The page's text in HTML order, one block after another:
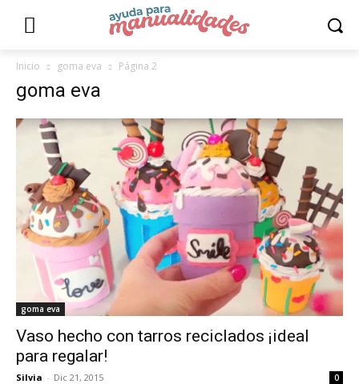
Inicio goma eva Página 2
goma eva
goma eva
Vaso hecho con tarros reciclados ¡ideal
para regalar!
Silvia - Dic 21, 2015 0